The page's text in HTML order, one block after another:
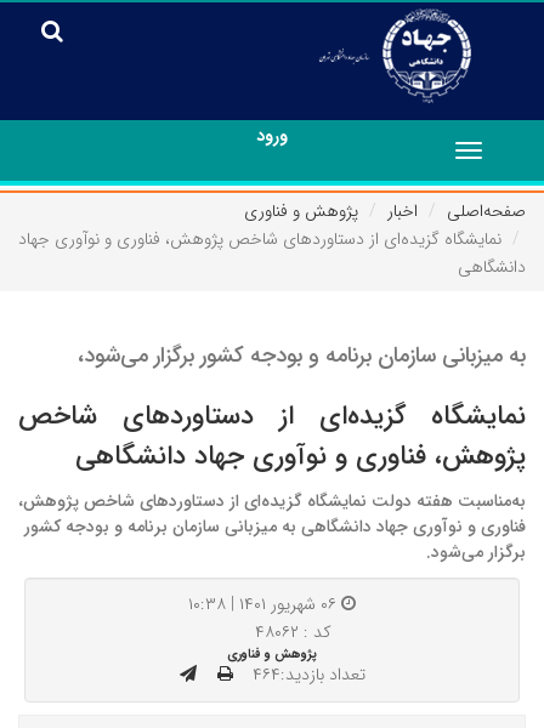
ورود
Toggle
navigation
صفحه‌اصلی
اخبار
پژوهش و فناوری
نمایشگاه گزیده‌ای از دستاوردهای شاخص پژوهش، فناوری و نوآوری جهاد
دانشگاهی
به میزبانی سازمان برنامه‌ و بودجه کشور برگزار می‌شود،
نمایشگاه گزیده‌ای از دستاوردهای شاخص
پژوهش، فناوری و نوآوری جهاد دانشگاهی
به‌مناسبت هفته دولت نمایشگاه گزیده‌ای از دستاوردهای شاخص پژوهش،
فناوری و نوآوری جهاد دانشگاهی به میزبانی سازمان برنامه ‌و بودجه کشور
برگزار می‌شود.
کد : ۴۸۰۶۲
پژوهش و فناوری
تعداد بازدید:۴۶۴